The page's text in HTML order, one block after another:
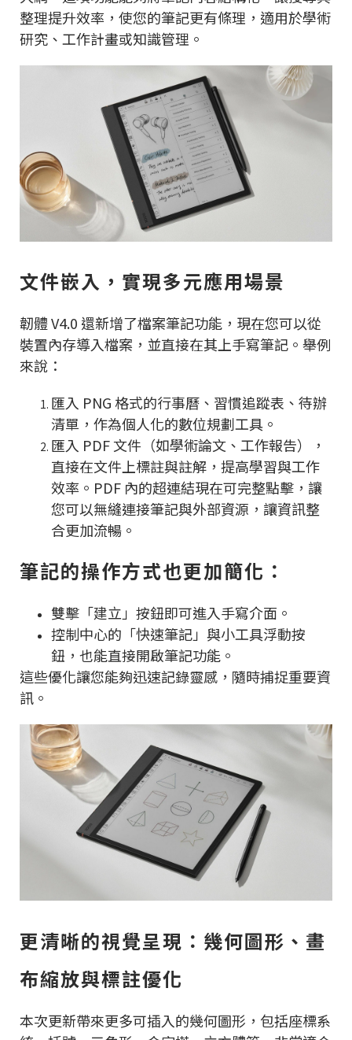
整理提升效率，使您的筆記更有條理，適用於學術
研究、工作計畫或知識管理。
文件嵌入，實現多元應用場景
韌體 V4.0 還新增了檔案筆記功能，現在您可以從
裝置內存導入檔案，並直接在其上手寫筆記。舉例
來說：
匯入 PNG 格式的行事曆、習慣追蹤表、待辦
清單，作為個人化的數位規劃工具。
匯入 PDF 文件（如學術論文、工作報告），
直接在文件上標註與註解，提高學習與工作
效率。PDF 內的超連結現在可完整點擊，讓
您可以無縫連接筆記與外部資源，讓資訊整
合更加流暢。
筆記的操作方式也更加簡化：
雙擊「建立」按鈕即可進入手寫介面。
控制中心的「快速筆記」與小工具浮動按
鈕，也能直接開啟筆記功能。
這些優化讓您能夠迅速記錄靈感，隨時捕捉重要資
訊。
更清晰的視覺呈現：幾何圖形、畫
布縮放與標註優化
本次更新帶來更多可插入的幾何圖形，包括座標系